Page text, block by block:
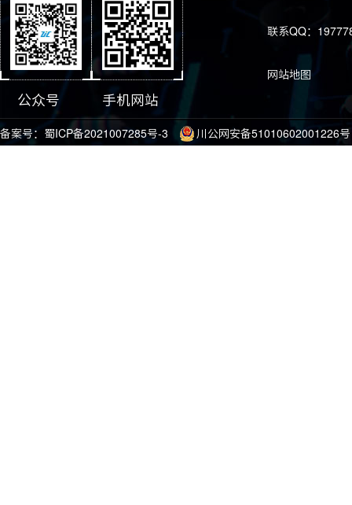
公众号 手机网站
联系QQ：
网站地图
备案号： 蜀ICP备2021007285号-3 川公网安备51010602001226号